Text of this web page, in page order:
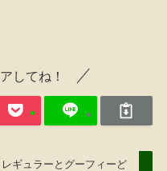
してね！
レギュラーとグーフィーど